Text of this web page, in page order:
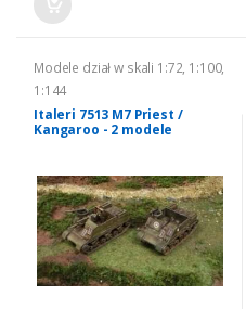
Modele dział w skali 1:72, 1:100,
1:144
Italeri 7513 M7 Priest /
Kangaroo - 2 modele